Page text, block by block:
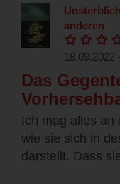
anderen
18.09.2022
Das
Ich mag alles an
wie sie sich in
darstellt. Dass